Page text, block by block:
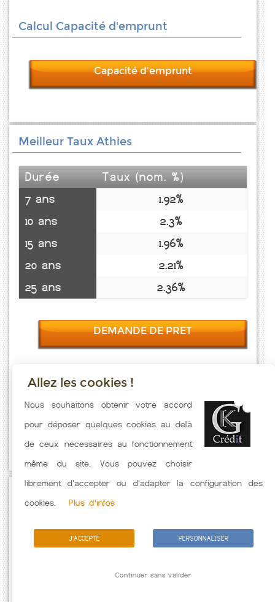
Calcul Capacité d'emprunt
Capacité d'emprunt
Meilleur Taux Athies
Durée
Taux (nom. %)
7 ans
1.92%
10 ans
2.3%
15 ans
1.96%
20 ans
2.21%
25 ans
2.36%
DEMANDE DE PRET
Taux emprunt actualisés (Athies) toutes les semaines. Taux Immobilier
pratiqués par nos partenaires bancaires. Meilleur Taux hors
assurance. Taux crédit immobilier indicatif fonction des
caractéristiques de l'emprunteur.
Allez les cookies !
Nous souhaitons obtenir votre accord
pour déposer quelques cookies au delà
de ceux nécessaires au fonctionnement
même du site. Vous pouvez choisir
librement d'accepter ou d'adapter la configuration des
cookies.
Plus d'infos
J'ACCEPTE PERSONNALISER
Continuer sans valider